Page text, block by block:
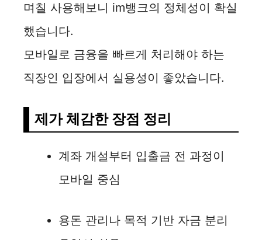
며칠 사용해보니 im뱅크의 정체성이 확실
했습니다.
모바일로 금융을 빠르게 처리해야 하는
직장인 입장에서 실용성이 좋았습니다.
제가 체감한 장점 정리
계좌 개설부터 입출금 전 과정이
모바일 중심
용돈 관리나 목적 기반 자금 분리